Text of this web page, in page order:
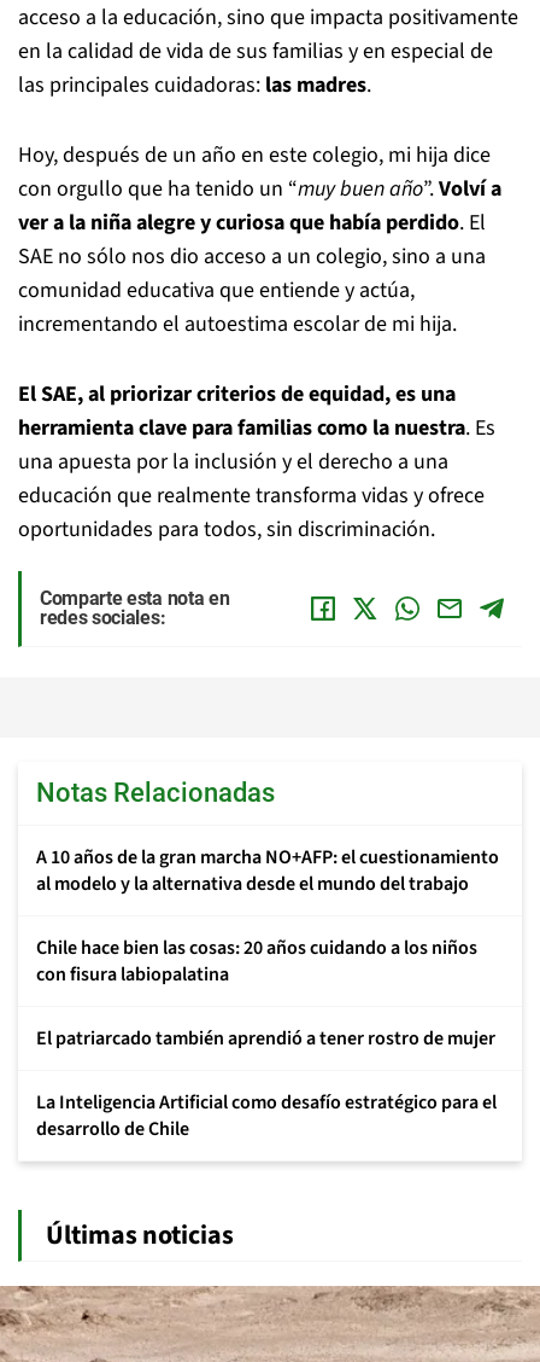
acceso a la educación, sino que impacta positivamente
en la calidad de vida de sus familias y en especial de
las principales cuidadoras: las madres.
Hoy, después de un año en este colegio, mi hija dice
con orgullo que ha tenido un “muy buen año”.Volví a
ver a la niña alegre y curiosa que había perdido. El
SAE no sólo nos dio acceso a un colegio, sino a una
comunidad educativa que entiende y actúa,
incrementando el autoestima escolar de mi hija.
El SAE, al priorizar criterios de equidad, es una
herramienta clave para familias como la nuestra. Es
una apuesta por la inclusión y el derecho a una
educación que realmente transforma vidas y ofrece
oportunidades para todos, sin discriminación.
Comparte esta nota en
redes sociales:
Notas Relacionadas
A 10 años de la gran marcha NO+AFP: el cuestionamiento
al modelo y la alternativa desde el mundo del trabajo
Chile hace bien las cosas: 20 años cuidando a los niños
con fisura labiopalatina
El patriarcado también aprendió a tener rostro de mujer
La Inteligencia Artificial como desafío estratégico para el
desarrollo de Chile
Últimas noticias